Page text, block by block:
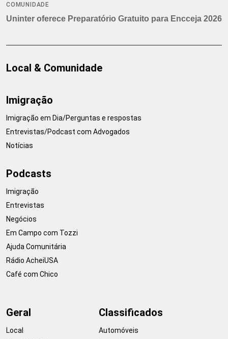
COMUNIDADE
Uninter oferece Preparatório Gratuito para Encceja 2026
Local & Comunidade
Imigração
Imigração em Dia/Perguntas e respostas
Entrevistas/Podcast com Advogados
Notícias
Podcasts
Imigração
Entrevistas
Negócios
Em Campo com Tozzi
Ajuda Comunitária
Rádio AcheiUSA
Café com Chico
Geral
Local
Classificados
Automóveis